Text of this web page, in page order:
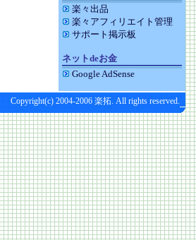
楽々出品
楽々アフィリエイト管理
サポート掲示板
ネットdeお金
Google AdSense
Copyright(c) 2004-2006 楽拓. All rights reserved.